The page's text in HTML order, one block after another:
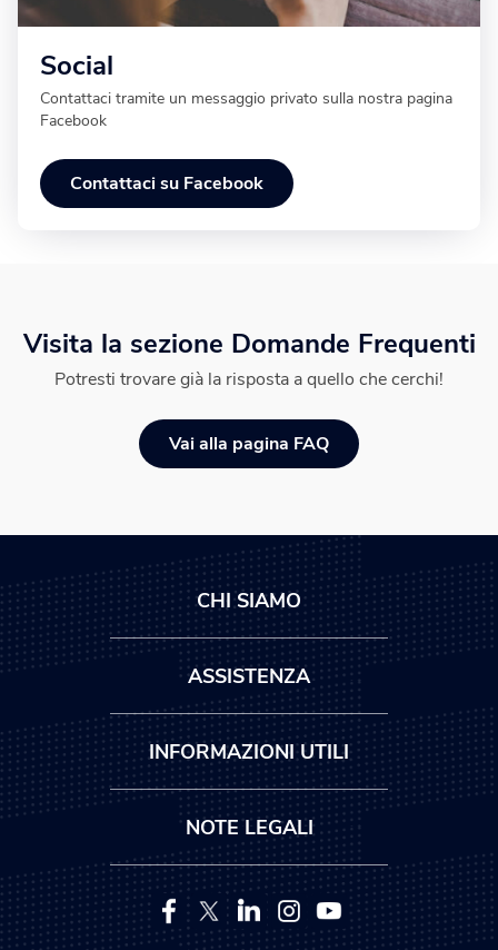
Social
Contattaci tramite un messaggio privato sulla nostra pagina
Facebook
Contattaci su Facebook
Visita la sezione Domande Frequenti
Potresti trovare già la risposta a quello che cerchi!
Vai alla pagina FAQ
CHI SIAMO
ASSISTENZA
INFORMAZIONI UTILI
NOTE LEGALI